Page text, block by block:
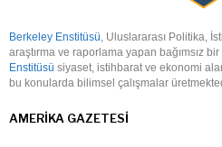
Berkeley Enstitüsü , Uluslararası Politika,
araştırma ve raporlama yapan bağımsız
Enstitüsü siyaset, istihbarat ve ekonomi
bu konularda bilimsel çalışmalar
AMERIKA GAZETESI